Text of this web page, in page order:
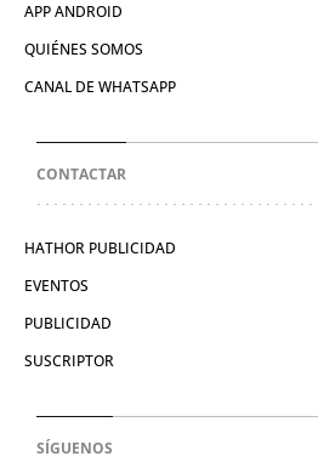
APP ANDROID
QUIÉNES SOMOS
CANAL DE WHATSAPP
CONTACTAR
HATHOR PUBLICIDAD
EVENTOS
PUBLICIDAD
SUSCRIPTOR
SÍGUENOS